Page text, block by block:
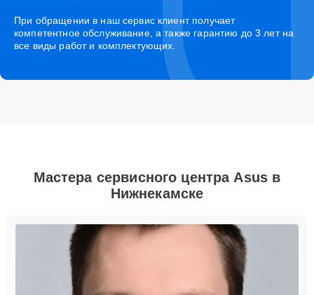
При обращении в наш сервис клиент получает
компетентное обслуживание, а также гарантию до 3 лет на
все виды работ и комплектующих.
Мастера сервисного центра Asus в
Нижнекамске